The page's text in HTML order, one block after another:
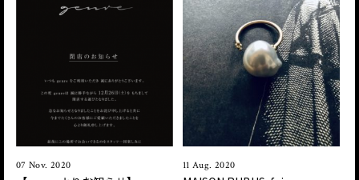
07 Nov. 2020 11 Aug. 2020